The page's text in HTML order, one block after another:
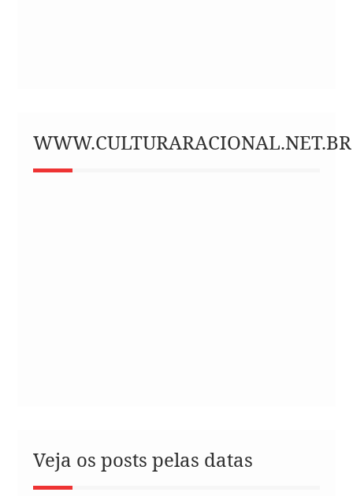
WWW.CULTURARACIONAL.NET.BR
Veja os posts pelas datas